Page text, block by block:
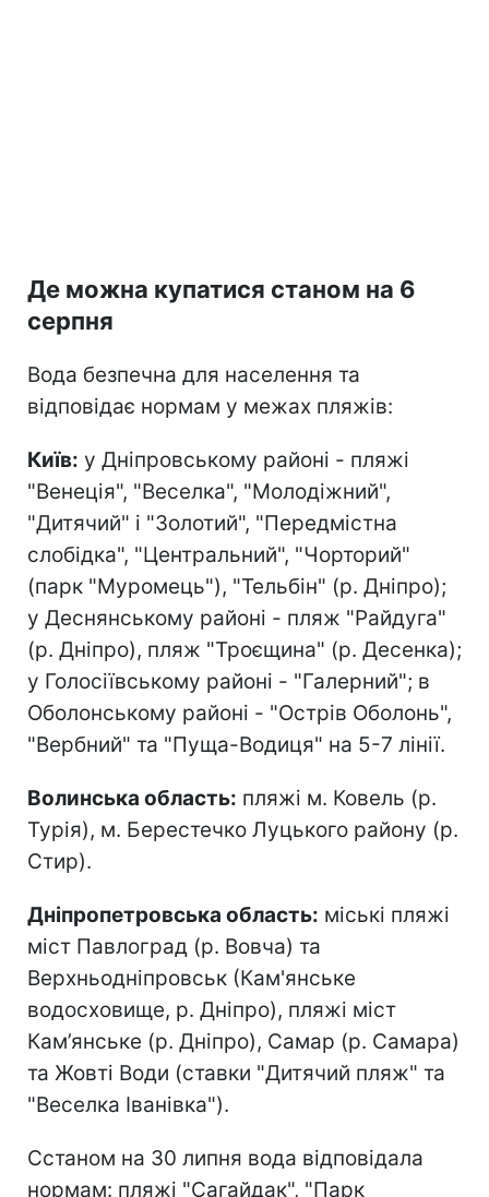
Де можна купатися станом на 6
серпня
Вода безпечна для населення та
відповідає нормам у межах пляжів:
Київ: у Дніпровському районі - пляжі
"Венеція", "Веселка", "Молодіжний",
"Дитячий" і "Золотий", "Передмістна
слобідка", "Центральний", "Чорторий"
(парк "Муромець"), "Тельбін" (р. Дніпро);
у Деснянському районі - пляж "Райдуга"
(р. Дніпро), пляж "Троєщина" (р. Десенка);
у Голосіївському районі - "Галерний"; в
Оболонському районі - "Острів Оболонь",
"Вербний" та "Пуща-Водиця" на 5-7 лінії.
Волинська область: пляжі м. Ковель (р.
Турія), м. Берестечко Луцького району (р.
Стир).
Дніпропетровська область: міські пляжі
міст Павлоград (р. Вовча) та
Верхньодніпровськ (Кам'янське
водосховище, р. Дніпро), пляжі міст
Кам’янське (р. Дніпро), Самар (р. Самара)
та Жовті Води (ставки "Дитячий пляж" та
"Веселка Іванівка").
Сстаном на 30 липня вода відповідала
нормам: пляжі "Сагайдак", "Парк